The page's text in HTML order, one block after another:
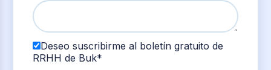
Deseo suscribirme al boletín gratuito de
RRHH de Buk*